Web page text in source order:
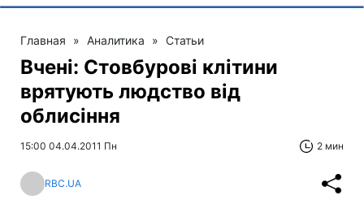
Главная » Аналитика » Статьи
Вчені: Стовбурові клітини
врятують людство від
облисіння
15:00 04.04.2011 Пн 2 мин
RBC.UA